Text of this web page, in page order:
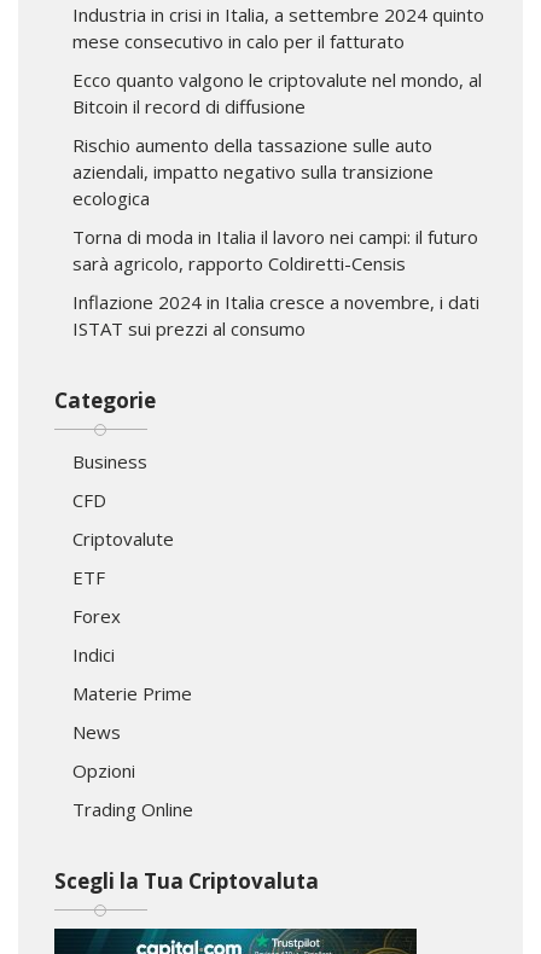
Industria in crisi in Italia, a settembre 2024 quinto
mese consecutivo in calo per il fatturato
Ecco quanto valgono le criptovalute nel mondo, al
Bitcoin il record di diffusione
Rischio aumento della tassazione sulle auto
aziendali, impatto negativo sulla transizione
ecologica
Torna di moda in Italia il lavoro nei campi: il futuro
sarà agricolo, rapporto Coldiretti-Censis
Inflazione 2024 in Italia cresce a novembre, i dati
ISTAT sui prezzi al consumo
Categorie
Business
CFD
Criptovalute
ETF
Forex
Indici
Materie Prime
News
Opzioni
Trading Online
Scegli la Tua Criptovaluta